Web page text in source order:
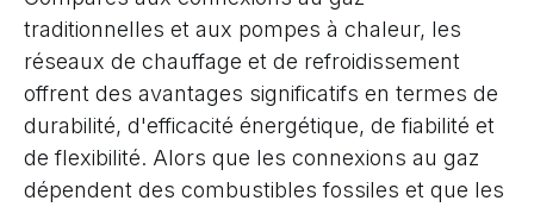
traditionnelles et aux pompes à chaleur, les
réseaux de chauffage et de refroidissement
offrent des avantages significatifs en termes de
durabilité, d'efficacité énergétique, de fiabilité et
de flexibilité. Alors que les connexions au gaz
dépendent des combustibles fossiles et que les